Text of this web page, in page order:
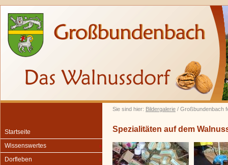
Sie sind hier: Bildergalerie / Großbundenbach
Startseite
Wissenswertes
Dorfleben
Spezialitäten auf dem